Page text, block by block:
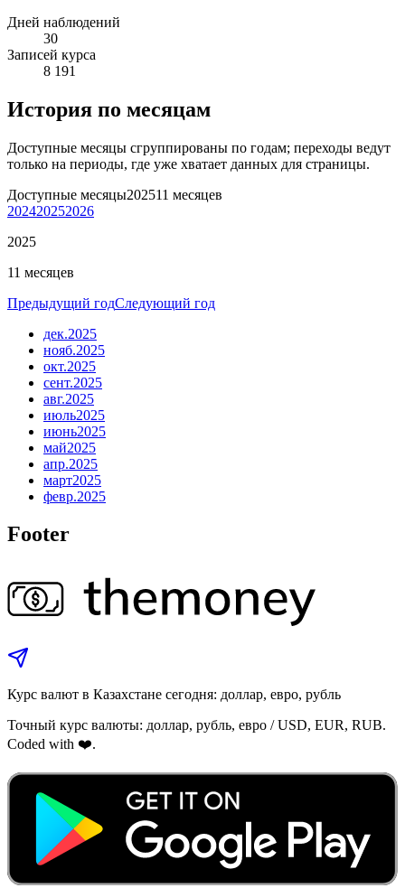
Дней наблюдений
30
Записей курса
8 191
История по месяцам
Доступные месяцы сгруппированы по годам; переходы ведут
только на периоды, где уже хватает данных для страницы.
Доступные месяцы202511 месяцев
202420252026
2025
11 месяцев
Предыдущий годСледующий год
дек.2025
нояб.2025
окт.2025
сент.2025
авг.2025
июль2025
июнь2025
май2025
апр.2025
март2025
февр.2025
Footer
Курс валют в Казахстане сегодня: доллар, евро, рубль
Точный курс валюты: доллар, рубль, евро / USD, EUR, RUB.
Coded with ❤️.